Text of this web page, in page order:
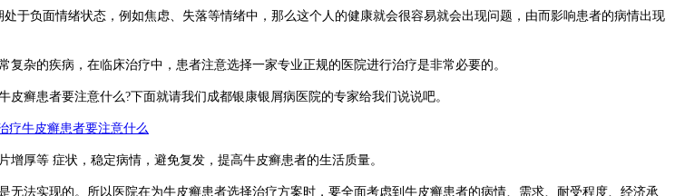
负面情绪状态，例如焦虑、失落等情绪中，那么这个人的健康就会很容易就会出现问题，由而影响患者的病情出现
杂的疾病，在临床治疗中，患者注意选择一家专业正规的医院进行治疗是非常必要的。
癣患者要注意什么?下面就请我们成都银康银屑病医院的专家给我们说说吧。
厚等 症状，稳定病情，避免复发，提高牛皮癣患者的生活质量。
法实现的。所以医院在为牛皮癣患者选择治疗方案时，要全面考虑到牛皮癣患者的病情、需求、耐受程度、经济承